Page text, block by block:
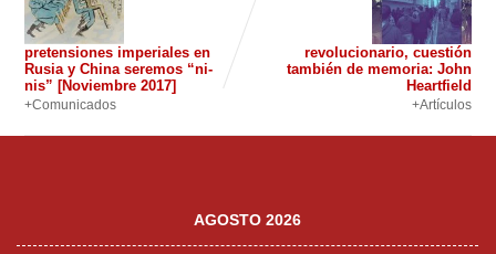
pretensiones imperiales en
Rusia y China seremos “ni-
nis” [Noviembre 2017]
+Comunicados
revolucionario, cuestión
también de memoria: John
Heartfield
+Artículos
AGOSTO 2026